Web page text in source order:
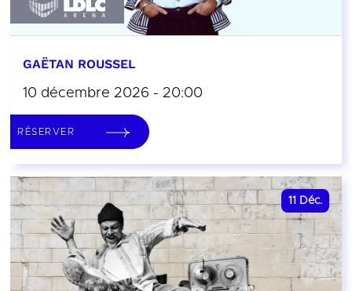
GAËTAN ROUSSEL
10 décembre 2026 - 20:00
RÉSERVER
11 Déc.